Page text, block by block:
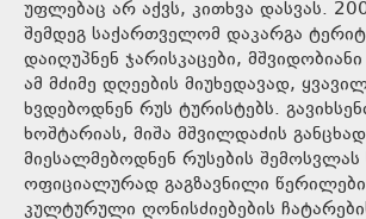
უფლებაც არ აქვს, კითხვა დასვას.
შემდეგ საქართველომ დაკარგა
დაიღუპნენ ჯარისკაცები,
ამ მძიმე დღეების მიუხედავად,
ხვდებოდნენ რუს ტურისტებს.
ხოშტარიას, მიშა მშვილდაძის
მიესალმებოდნენ რუსების
ოფიციალურად გაგზავნილი
კულტურული ღონისძიებების